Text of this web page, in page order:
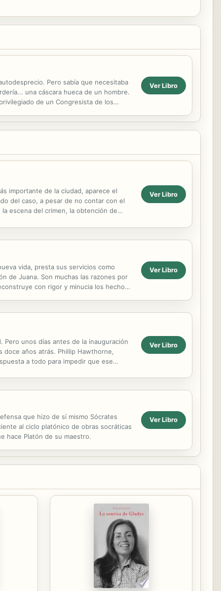
Pero sabía que necesitaba
una cáscara hueca de un hombre.
de un Congresista de los
Ver Libro
importante de la ciudad, aparece el
del caso, a pesar de no contar con el
escena del crimen, la obtención de
Ver Libro
vida, presta sus servicios como
de Juana. Son muchas las razones por
con rigor y minucia los hechos
Ver Libro
Pero unos días antes de la inauguración
años atrás. Phillip Hawthorne,
a todo para impedir que ese
Ver Libro
que hizo de sí mismo Sócrates
al ciclo platónico de obras socráticas
hace Platón de su maestro.
Ver Libro